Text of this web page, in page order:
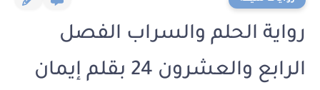
رواية الحلم والسراب الفصل
الرابع والعشرون 24 بقلم إيمان